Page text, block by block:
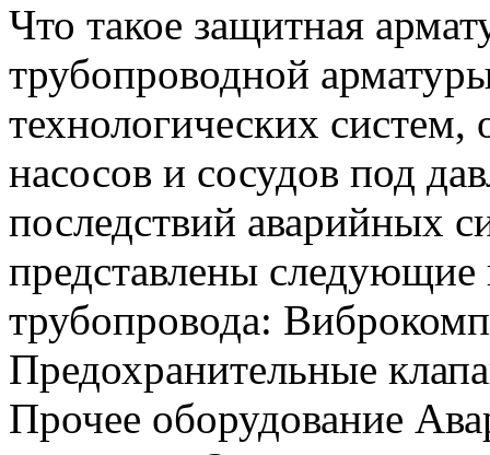
Что такое защитная
трубопроводной
технологических
насосов и сосудов под
последствий аварийных
представлены
трубопровода:
Предохранительные
Прочее оборудование